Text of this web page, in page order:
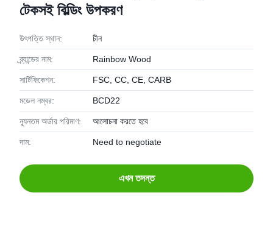
টেকসই বিল্ডিং উপকরণ
উৎপত্তি স্থান: চীন
ব্র্যান্ডের নাম: Rainbow Wood
সার্টিফিকেশন: FSC, CC, CE, CARB
মডেল নম্বর: BCD22
ন্যূনতম অর্ডার পরিমাণ: আলোচনা করতে হবে
দাম: Need to negotiate
এখন তদন্ত